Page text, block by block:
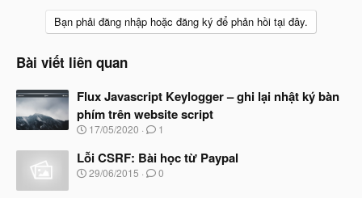
o
n
:
Bạn phải đăng nhập hoặc đăng ký để phản hồi tại đây.
Bài viết liên quan
Flux Javascript Keylogger – ghi lại nhật ký bàn
phím trên website script
N
à
y
b
17/05/2020 1
Lỗi CSRF: Bài học từ Paypal
N
29/06/2015 0